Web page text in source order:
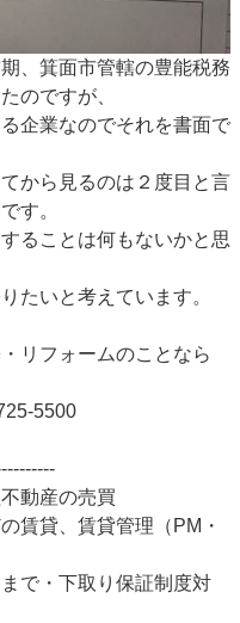
、箕面市管轄の豊能税務
のですが、
企業なのでそれを書面で
から見るのは２度目と言
す。
ることは何もないかと思
たいと考えています。
リフォームのことなら
5500
動産の売買
賃貸、賃貸管理（PM・
で・下取り保証制度対